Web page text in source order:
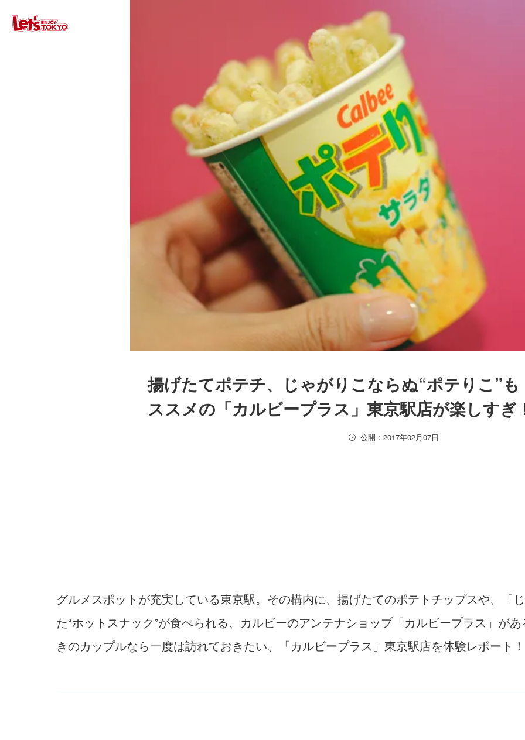
揚げたてポテチ、じゃがりこならぬ“ポテりこ”
ススメの「カルビープラス」東京駅店が楽しすぎ
公開：2017年02月07日
グルメスポットが充実している東京駅。その構内に、揚げたてのポテトチップスや、「
た“ホットスナック”が食べられる、カルビーのアンテナショップ「カルビープラス」が
きのカップルなら一度は訪れておきたい、「カルビープラス」東京駅店を体験レポート！